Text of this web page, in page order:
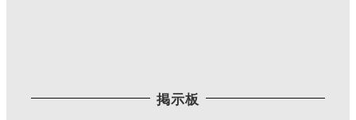
掲示板